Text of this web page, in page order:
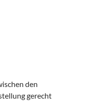
den
gerecht